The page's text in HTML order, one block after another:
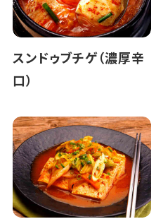
スンドゥブチゲ（濃厚辛
口）